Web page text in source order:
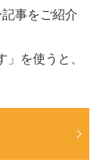
事をご紹介
」を使うと、